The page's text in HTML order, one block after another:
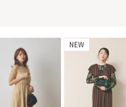
NEW